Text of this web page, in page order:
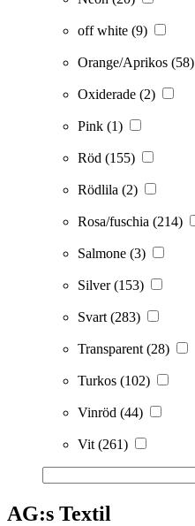
off white (9)
Orange/Aprikos (58)
Oxiderade (2)
Pink (1)
Röd (155)
Rödlila (2)
Rosa/fuschia (214)
Salmone (3)
Silver(153)
Svart (283)
Transparent (28)
Turkos (102)
Vinröd (44)
Vit (261)
AG:s Textil